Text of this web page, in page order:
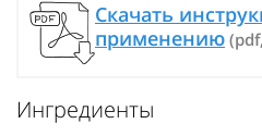
Скачать
применению
Ингредиенты